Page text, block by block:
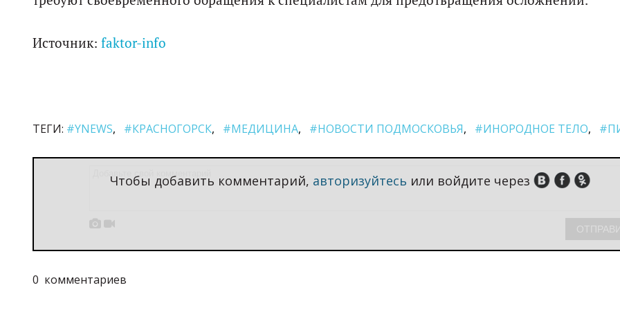
Источник: faktor-info
ТЕГИ: #YNEWS #КРАСНОГОРСК #МЕДИЦИНА #НОВОСТИ ПОДМОСКОВЬЯ #ИНОРОДНОЕ ТЕЛО
Чтобы добавить комментарий, авторизуйтесь или войдите через
 
0 комментариев